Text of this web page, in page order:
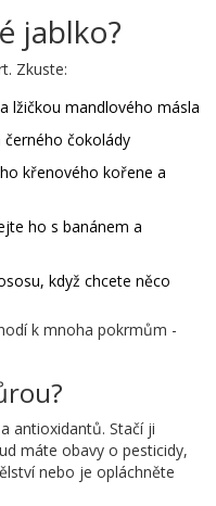
jablko?
Zkuste:
lžičkou mandlového másla
čokolády
křenového kořene a
ho s banánem a
když chcete něco
k mnoha pokrmům -
antioxidantů. Stačí ji
máte obavy o pesticidy,
nebo je opláchněte